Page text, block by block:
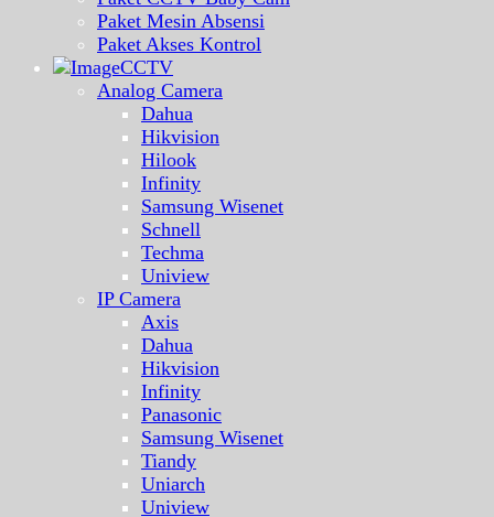
Paket Mesin Absensi
Paket Akses Kontrol
CCTV
Analog Camera
Dahua
Hikvision
Hilook
Infinity
Samsung Wisenet
Schnell
Techma
Uniview
IP Camera
Axis
Dahua
Hikvision
Infinity
Panasonic
Samsung Wisenet
Tiandy
Uniarch
Uniview